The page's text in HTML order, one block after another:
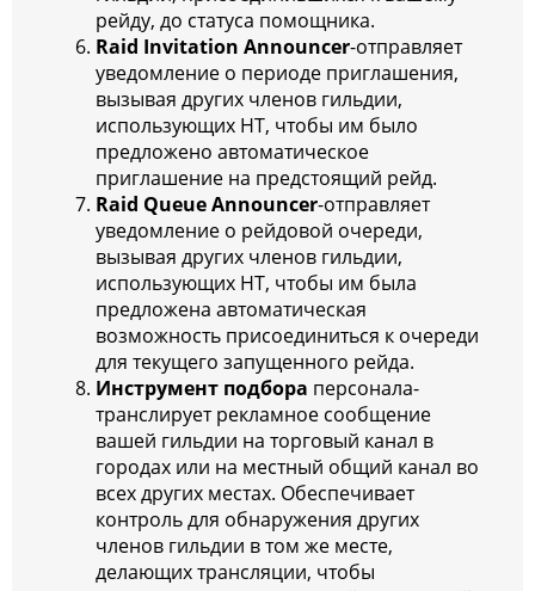
рейду, до статуса помощника.
Raid Invitation Announcer-отправляет
уведомление о периоде приглашения,
вызывая других членов гильдии,
использующих HT, чтобы им было
предложено автоматическое
приглашение на предстоящий рейд.
Raid Queue Announcer-отправляет
уведомление о рейдовой очереди,
вызывая других членов гильдии,
использующих HT, чтобы им была
предложена автоматическая
возможность присоединиться к очереди
для текущего запущенного рейда.
Инструмент подбора персонала-
транслирует рекламное сообщение
вашей гильдии на торговый канал в
городах или на местный общий канал во
всех других местах. Обеспечивает
контроль для обнаружения других
членов гильдии в том же месте,
делающих трансляции, чтобы